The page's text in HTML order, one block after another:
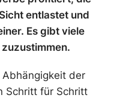
entlastet und
Es gibt viele
der
Schritt für Schritt